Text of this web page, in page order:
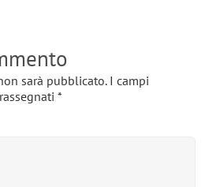
sarà pubblicato. I campi
*